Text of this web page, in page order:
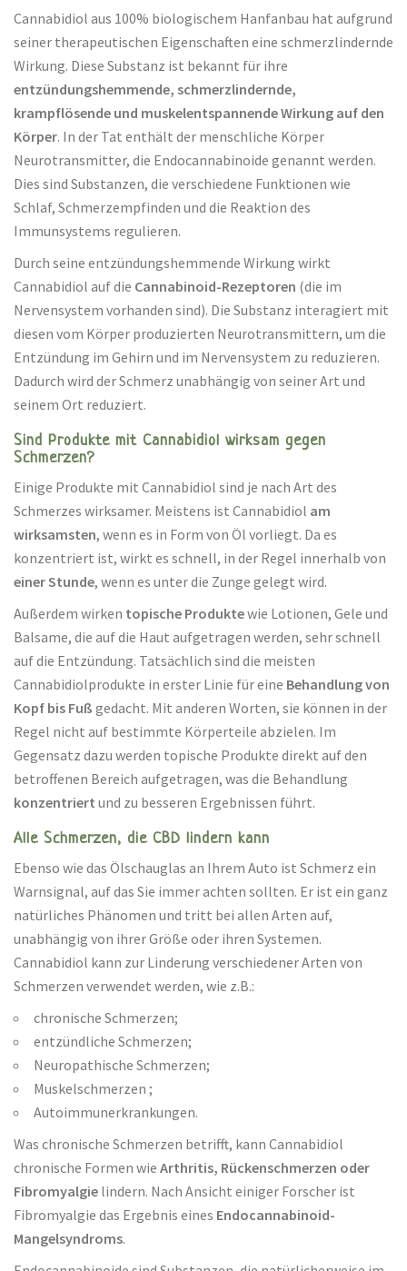
Cannabidiol aus 100% biologischem Hanfanbau hat aufgrund
seiner therapeutischen Eigenschaften eine schmerzlindernde
Wirkung. Diese Substanz ist bekannt für ihre
entzündungshemmende, schmerzlindernde,
krampflösende und muskelentspannende Wirkung auf den
Körper. In der Tat enthält der menschliche Körper
Neurotransmitter, die Endocannabinoide genannt werden.
Dies sind Substanzen, die verschiedene Funktionen wie
Schlaf, Schmerzempfinden und die Reaktion des
Immunsystems regulieren.
Durch seine entzündungshemmende Wirkung wirkt
Cannabidiol auf die Cannabinoid-Rezeptoren (die im
Nervensystem vorhanden sind). Die Substanz interagiert mit
diesen vom Körper produzierten Neurotransmittern, um die
Entzündung im Gehirn und im Nervensystem zu reduzieren.
Dadurch wird der Schmerz unabhängig von seiner Art und
seinem Ort reduziert.
Sind Produkte mit Cannabidiol wirksam gegen
Schmerzen?
Einige Produkte mit Cannabidiol sind je nach Art des
Schmerzes wirksamer. Meistens ist Cannabidiol am
wirksamsten, wenn es in Form von Öl vorliegt. Da es
konzentriert ist, wirkt es schnell, in der Regel innerhalb von
einer Stunde, wenn es unter die Zunge gelegt wird.
Außerdem wirken topische Produktewie Lotionen, Gele und
Balsame, die auf die Haut aufgetragen werden, sehr schnell
auf die Entzündung. Tatsächlich sind die meisten
Cannabidiolprodukte in erster Linie für eine Behandlung von
Kopf bis Fuß gedacht. Mit anderen Worten, sie können in der
Regel nicht auf bestimmte Körperteile abzielen. Im
Gegensatz dazu werden topische Produkte direkt auf den
betroffenen Bereich aufgetragen, was die Behandlung
konzentriert und zu besseren Ergebnissen führt.
Alle Schmerzen, die CBD lindern kann
Ebenso wie das Ölschauglas an Ihrem Auto ist Schmerz ein
Warnsignal, auf das Sie immer achten sollten. Er ist ein ganz
natürliches Phänomen und tritt bei allen Arten auf,
unabhängig von ihrer Größe oder ihren Systemen.
Cannabidiol kann zur Linderung verschiedener Arten von
Schmerzen verwendet werden, wie z.B.:
chronische Schmerzen;
entzündliche Schmerzen;
Neuropathische Schmerzen;
Muskelschmerzen ;
Autoimmunerkrankungen.
Was chronische Schmerzen betrifft, kann Cannabidiol
chronische Formen wie Arthritis, Rückenschmerzen oder
Fibromyalgie lindern. Nach Ansicht einiger Forscher ist
Fibromyalgie das Ergebnis eines Endocannabinoid-
Mangelsyndroms.